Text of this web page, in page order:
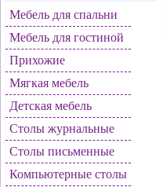
Мебель для спальни
Мебель для гостиной
Прихожие
Мягкая мебель
Детская мебель
Столы журнальные
Столы письменные
Компьютерные столы